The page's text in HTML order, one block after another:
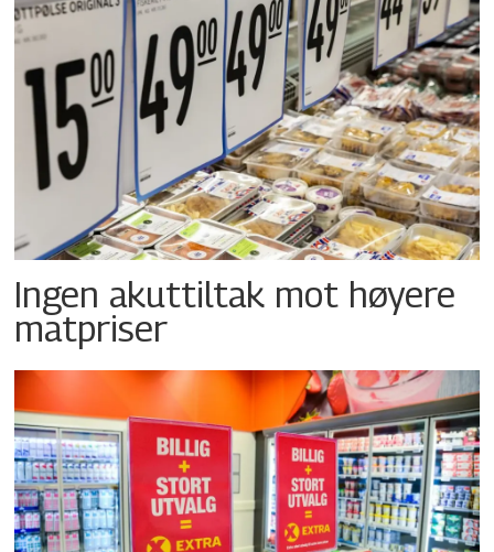
Ingen akuttiltak mot høyere
matpriser